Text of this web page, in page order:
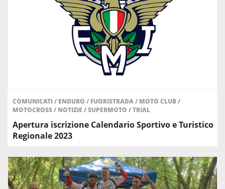
COMUNICATI/ ENDURO / FUORISTRADA/ MOTO CLUB/
MOTOCROSS/ NOTIZIE /SUPERMOTO /TRIAL
Apertura iscrizione Calendario Sportivo e Turistico
Regionale 2023